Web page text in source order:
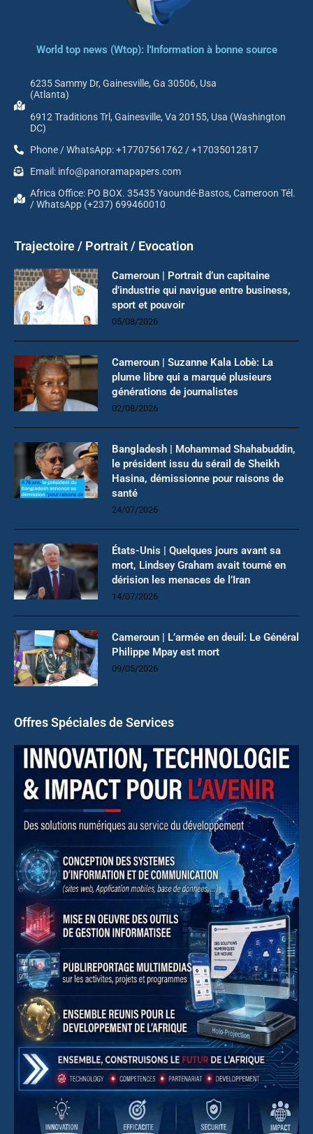
World top news (Wtop): l'Information à bonne source
6235 Sammy Dr, Gainesville, Ga 30506, Usa
(Atlanta)
6912 Traditions Trl, Gainesville, Va 20155, Usa (Washington
DC)
Phone / WhatsApp: +17707561762 / +17035012817
Email: info@panoramapapers.com
Africa Office: PO BOX. 35435 Yaoundé-Bastos, Cameroon Tél.
/ WhatsApp (+237) 699460010
Trajectoire / Portrait / Evocation
Cameroun | Portrait d’un capitaine
d’industrie qui navigue entre business,
sport et pouvoir
05/08/2026
Cameroun | Suzanne Kala Lobè: La
plume libre qui a marqué plusieurs
générations de journalistes
02/08/2026
Bangladesh | Mohammad Shahabuddin,
le président issu du sérail de Sheikh
Hasina, démissionne pour raisons de
santé
24/07/2026
États-Unis | Quelques jours avant sa
mort, Lindsey Graham avait tourné en
dérision les menaces de l’Iran
14/07/2026
Cameroun | L’armée en deuil: Le Général
Philippe Mpay est mort
09/05/2026
Offres Spéciales de Services